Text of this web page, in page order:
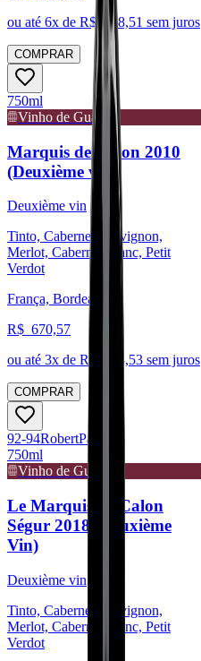
ou até 6x de R$ 218,51 sem juros
COMPRAR
750ml
Vinho de Guarda
Marquis de Calon 2010
(Deuxième vin)
Deuxième vin
Tinto, Cabernet Sauvignon,
Merlot, Cabernet Franc, Petit
Verdot
França, Bordeaux
R$ 670,57
ou até 3x de R$ 223,53 sem juros
COMPRAR
92-94RobertParker
750ml
Vinho de Guarda
Le Marquis de Calon
Ségur 2018 (Deuxième
Vin)
Deuxième vin
Tinto, Cabernet Sauvignon,
Merlot, Cabernet Franc, Petit
Verdot